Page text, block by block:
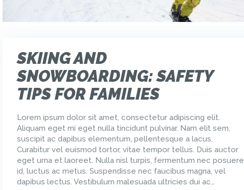
SKIING AND
SNOWBOARDING: SAFETY
TIPS FOR FAMILIES
Lorem ipsum dolor sit amet, consectetur adipiscing elit.
Aliquam eget mi eget nulla tincidunt pulvinar. Nam elit sem,
suscipit ac dapibus elementum, pellentesque a lacus.
Curabitur vel euismod tortor, vitae tempor tellus. Duis auctor
eget urna et laoreet. Nulla nisl turpis, fermentum nec posuere
id, luctus ac metus. Suspendisse nec faucibus magna, vel
dapibus lectus. Vestibulum malesuada ultricies dui ac…